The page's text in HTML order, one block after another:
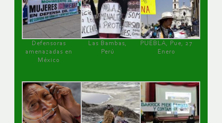
Defensoras
amenazadas en
México
Las Bambas,
Perú
PUEBLA, Pue, 27
Enero